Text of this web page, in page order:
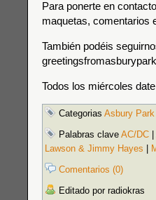
Para ponerte en
maquetas,
También podéis
Todos los miércoles
Categorias Asbury Park
Palabras clave AC/DC
Lawson & Jimmy Hayes
Comentarios (0)
Editado por radiokras